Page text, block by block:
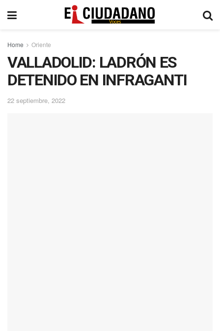
Home Oriente
VALLADOLID: LADRÓN ES
DETENIDO EN INFRAGANTI
22 septiembre, 2022